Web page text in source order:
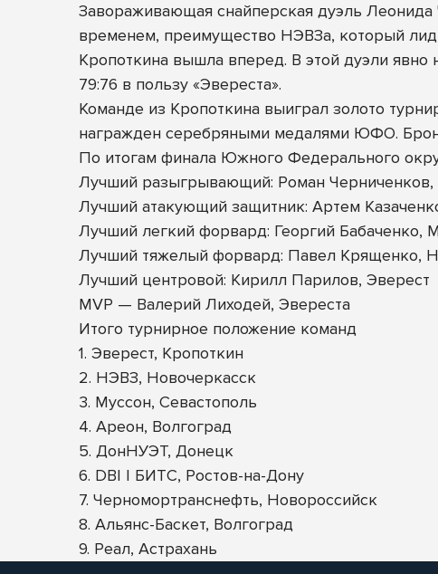
Завораживающая снайперская дуэль
временем, преимущество НЭВЗа, который
Кропоткина вышла вперед. В этой дуэли
79:76 в пользу «Эвереста».
Команде из Кропоткина выиграл золото
награжден серебряными медалями ЮФО.
По итогам финала Южного Федерального
Лучший разыгрывающий: Роман
Лучший атакующий защитник: Артем
Лучший легкий форвард: Георгий Бабаченко,
Лучший тяжелый форвард: Павел Крященко,
Лучший центровой: Кирилл Парилов, Эверест
MVP — Валерий Лиходей, Эвереста
Итого турнирное положение команд
1. Эверест, Кропоткин
2. НЭВЗ, Новочеркасск
3. Муссон, Севастополь
4. Ареон, Волгоград
5. ДонНУЭТ, Донецк
6. DBI | БИТС, Ростов-на-Дону
7. Черномортранснефть, Новороссийск
8. Альянс-Баскет, Волгоград
9. Реал, Астрахань